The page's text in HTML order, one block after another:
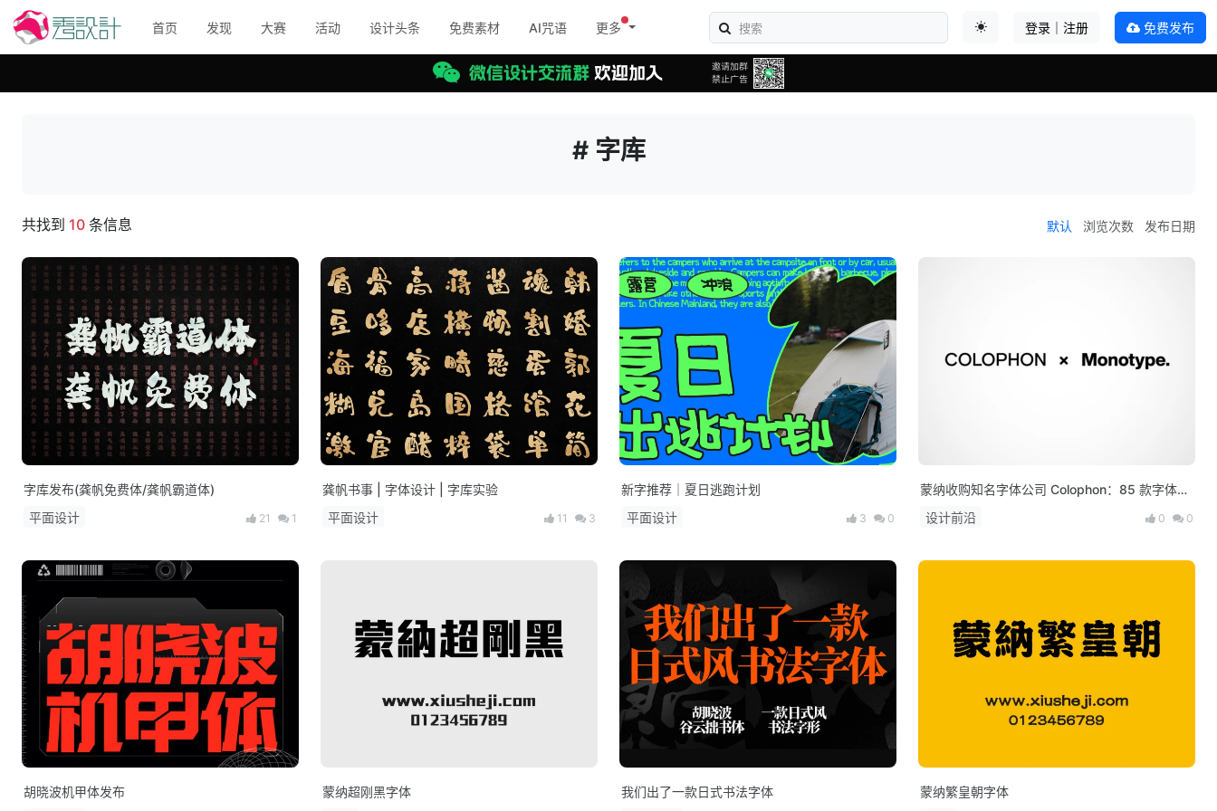
首页 发现 大赛 活动 设计头条 免费素材 AI咒语
更多
登录｜注册 免费发布
# 字库
共找到 10 条信息 默认 浏览次数 发布日期
字库发布(龚帆免费体/龚帆霸道体)
平面设计
21 1
龚帆书事 | 字体设计 | 字库实验
平面设计
11 3
新字推荐｜夏日逃跑计划
平面设计
3 0
蒙纳收购知名字体公司 Colophon：85 款字体加
入蒙纳字库
设计前沿 0 0
胡晓波机甲体发布 蒙纳超刚黑字体 我们出了一款日式书法字体 蒙纳繁皇朝字体